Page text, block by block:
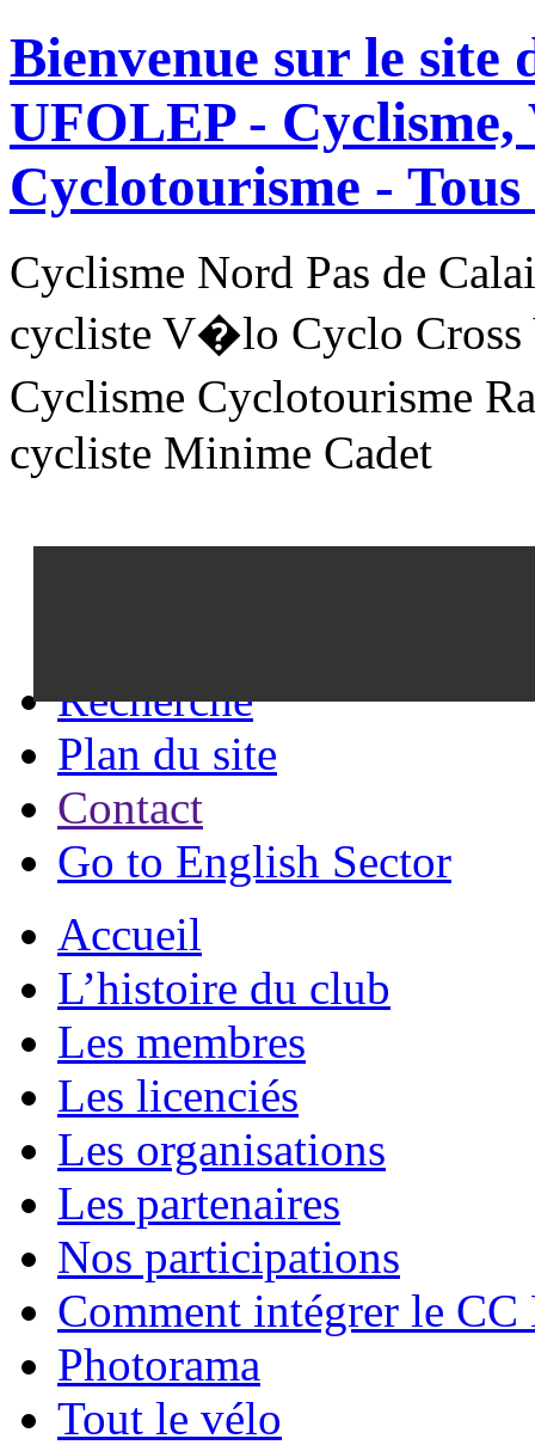
Bienvenue sur le site
UFOLEP -
Cyclotourisme -
Cyclisme Nord Pas de
cycliste V�lo Cyclo Cross
Cyclisme Cyclotourisme
cycliste Minime Cadet
Recherche
Plan du site
Contact
Go to English Sector
Accueil
L’histoire du club
Les membres
Les licenciés
Les organisations
Les partenaires
Nos participations
Comment intégrer le
Photorama
Tout le vélo